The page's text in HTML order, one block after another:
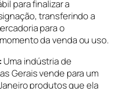
para finalizar a
transferindo a
para o
da venda ou uso.
Uma indústria de
Gerais vende para um
produtos que ela